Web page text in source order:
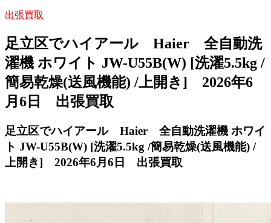
出張買取
足立区でハイアール Haier 全自動洗
濯機 ホワイト JW-U55B(W) [洗濯5.5kg /
簡易乾燥(送風機能) /上開き] 2026年6
月6日 出張買取
足立区でハイアール Haier 全自動洗濯機 ホワイ
ト JW-U55B(W) [洗濯5.5kg /簡易乾燥(送風機能) /
上開き] 2026年6月6日 出張買取